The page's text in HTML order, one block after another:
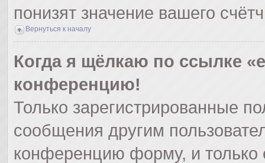
понизят значение вашего
Вернуться к началу
Когда я щёлкаю по ссылке
конференцию!
Только зарегистрированные
сообщения другим
конференцию форму, и только